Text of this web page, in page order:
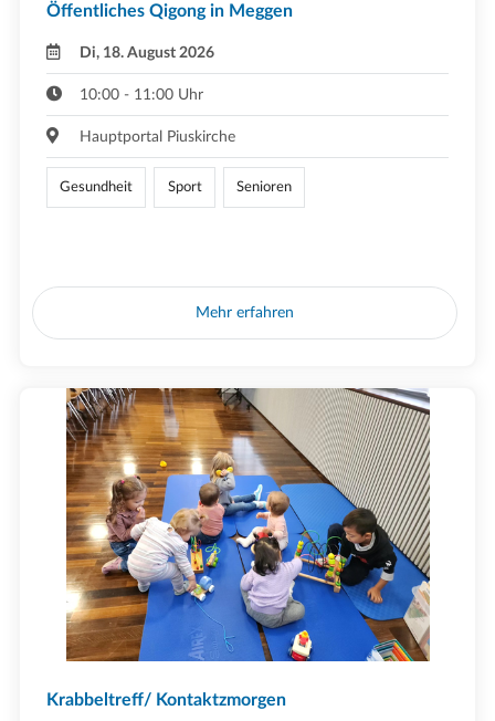
Öffentliches Qigong in Meggen
Di, 18. August 2026
10:00 - 11:00 Uhr
Hauptportal Piuskirche
Gesundheit Sport Senioren
Mehr erfahren
Krabbeltreff/ Kontaktzmorgen